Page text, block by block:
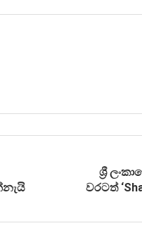
ශ්‍රී
වරටත්